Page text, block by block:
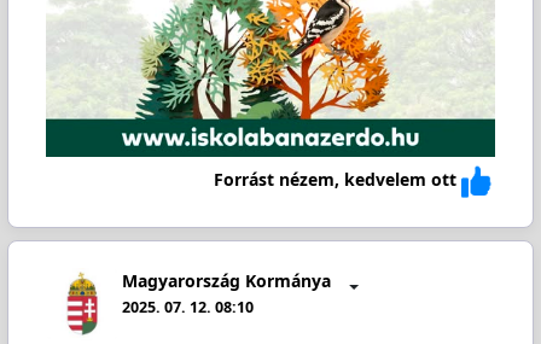
Forrást nézem, kedvelem ott
Magyarország Kormánya
2025. 07. 12. 08:10